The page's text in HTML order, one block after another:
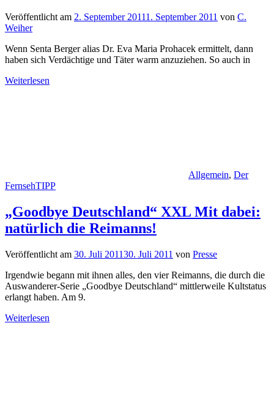
Veröffentlicht am 2. September 20111. September 2011 von C.
Weiher
Wenn Senta Berger alias Dr. Eva Maria Prohacek ermittelt, dann
haben sich Verdächtige und Täter warm anzuziehen. So auch in
Weiterlesen
Allgemein, Der
FernsehTIPP
„Goodbye Deutschland“ XXL Mit dabei:
natürlich die Reimanns!
Veröffentlicht am 30. Juli 201130. Juli 2011 von Presse
Irgendwie begann mit ihnen alles, den vier Reimanns, die durch die
Auswanderer-Serie „Goodbye Deutschland“ mittlerweile Kultstatus
erlangt haben. Am 9.
Weiterlesen